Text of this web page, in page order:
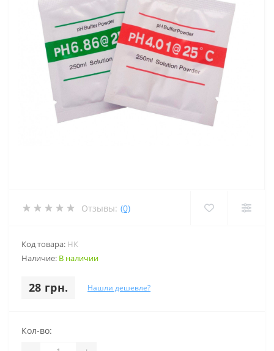
Отзывы: (0)
Код товара: НК
Наличие: В наличии
28 грн. Нашли дешевле?
Кол-во: